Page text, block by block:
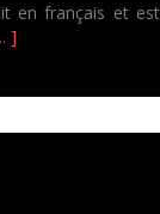
français et
]